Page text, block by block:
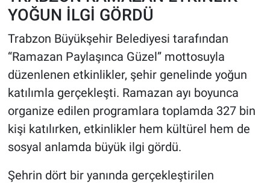
YOĞUN İLGİ GÖRDÜ
Trabzon Büyükşehir Belediyesi tarafından
“Ramazan Paylaşınca Güzel” mottosuyla
düzenlenen etkinlikler, şehir genelinde yoğun
katılımla gerçekleşti. Ramazan ayı boyunca
organize edilen programlara toplamda 327 bin
kişi katılırken, etkinlikler hem kültürel hem de
sosyal anlamda büyük ilgi gördü.
Şehrin dört bir yanında gerçekleştirilen
POLİTİKA
SPOR
Bilim, Teknoloji